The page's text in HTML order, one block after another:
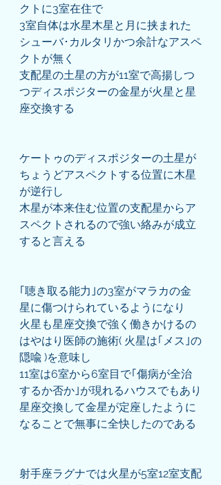
クトに3室在住で
3室自体は水星木星と月に挟まれた
シューバ･カルタリかつ余計なアスペ
クトが無く
支配星の土星の方が11室で高揚しつ
つディスポジターの金星が火星と星
座交換する
ケートゥのディスポジターの土星が
ちょうどアスペクトする位置に木星
が逆行し
木星が本来住む位置の支配星からア
スペクトされるので強い絡みが成立
すると言える
｢聴き取る能力｣の3室がマラカの金
星に傷つけられているようになり
火星も星座交換で強く働きかけるの
はやはり医師の施術( 火星は｢メス｣の
隠喩 )を意味し
11室は6室から6室目で｢傷病が全治
するか否か｣が現れるハウスでもあり
星座交換して金星が定座したように
なることで無事に全快したのである
射手座ラグナでは火星が5室12室支配